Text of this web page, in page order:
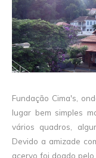
Fundação Cima's,
lugar bem simples
vários quadros,
Devido a amizade
acervo foi doado pelo